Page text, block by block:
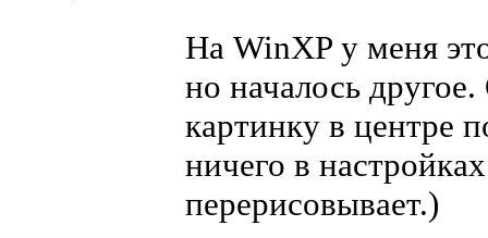
На WinXP у меня
но началось
картинку в центре
ничего в
перерисовывает.)